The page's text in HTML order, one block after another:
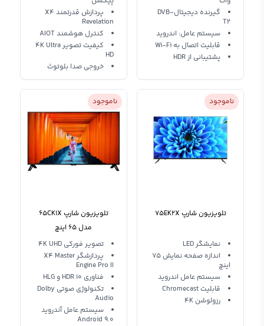
گیرنده دیجیتالDVB-
T2
سیستم عامل: اندروید
قابلیت اتصال به Wi-Fi
پشتیبانی از HDR
پردازش قدرتمند X4
Revelation
کنترل هوشمند AIOT
کیفیت تصویر 4K Ultra
HD
خروجی صدا بلوتوث
ناموجود
تلویزیون شارپ 75EK2X
نمایشگر LED
اندازه صفحه نمایش 75
اینچ
سیستم عامل اندروید
قابلیت Chromecast
رزولوشن 4K
ناموجود
تلویزیون شارپ 65CK1X
مدل 65 اینچ
تصویر فورکی 4K UHD
پردازشگر X4 Master
Engine Pro II
فناوری HDR 10 و HLG
تکنولوژی صوتی Dolby
Audio
سیستم عامل آندروید
Android 9.0